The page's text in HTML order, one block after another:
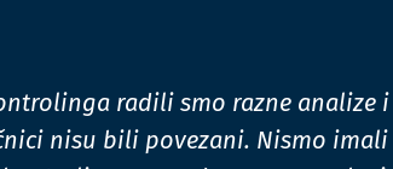
radili smo razne analize
nisu bili povezani. Nismo